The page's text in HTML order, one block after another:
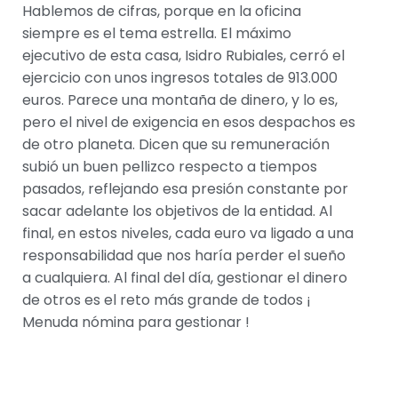
Hablemos de cifras, porque en la oficina
siempre es el tema estrella. El máximo
ejecutivo de esta casa, Isidro Rubiales, cerró el
ejercicio con unos ingresos totales de 913.000
euros. Parece una montaña de dinero, y lo es,
pero el nivel de exigencia en esos despachos es
de otro planeta. Dicen que su remuneración
subió un buen pellizco respecto a tiempos
pasados, reflejando esa presión constante por
sacar adelante los objetivos de la entidad. Al
final, en estos niveles, cada euro va ligado a una
responsabilidad que nos haría perder el sueño
a cualquiera. Al final del día, gestionar el dinero
de otros es el reto más grande de todos ¡
Menuda nómina para gestionar !